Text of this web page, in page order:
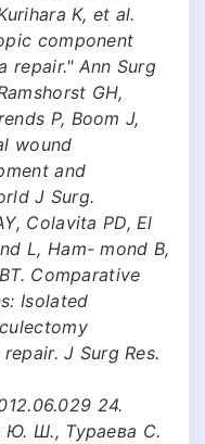
K, et al.
component
repair." Ann Surg
GH,
P, Boom J,
wound
and
J Surg.
Colavita PD, El
L, Ham- mond B,
Comparative
Isolated
J Surg Res.
24.
Ю. Ш., Тураева С.